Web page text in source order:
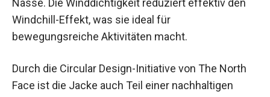
Windchill-Effekt, was sie ideal für
bewegungsreiche Aktivitäten macht.
Face ist die Jacke auch Teil einer nachhaltigen
Kollektion, die darauf abzielt, natürliche Systeme